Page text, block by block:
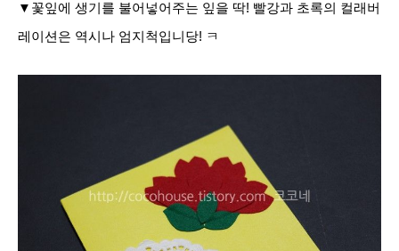
▼ 꽃잎에 생기를 불어넣어주는 잎을 딱! 빨강과 초록의 컬래버
레이션은 역시나 엄지척입니당! ㅋ